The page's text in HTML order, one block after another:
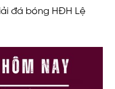
đá bóng HĐH Lệ